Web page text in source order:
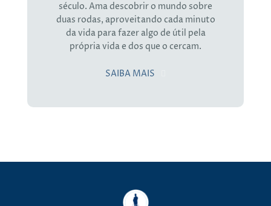
século. Ama descobrir o mundo sobre
duas rodas, aproveitando cada minuto
da vida para fazer algo de útil pela
própria vida e dos que o cercam.
SAIBA MAIS